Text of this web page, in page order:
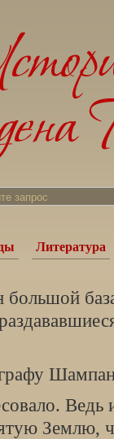
Литература
Землю,